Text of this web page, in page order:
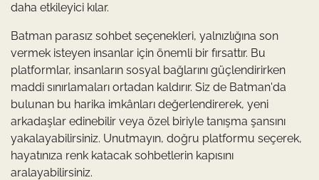
daha etkileyici kılar.
Batman parasız sohbet seçenekleri, yalnızlığına son
vermek isteyen insanlar için önemli bir fırsattır. Bu
platformlar, insanların sosyal bağlarını güçlendirirken
maddi sınırlamaları ortadan kaldırır. Siz de Batman'da
bulunan bu harika imkânları değerlendirerek, yeni
arkadaşlar edinebilir veya özel biriyle tanışma şansını
yakalayabilirsiniz. Unutmayın, doğru platformu seçerek,
hayatınıza renk katacak sohbetlerin kapısını
aralayabilirsiniz.